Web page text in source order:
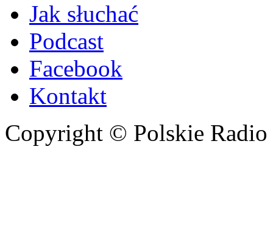
Jak słuchać
Podcast
Facebook
Kontakt
Copyright © Polskie